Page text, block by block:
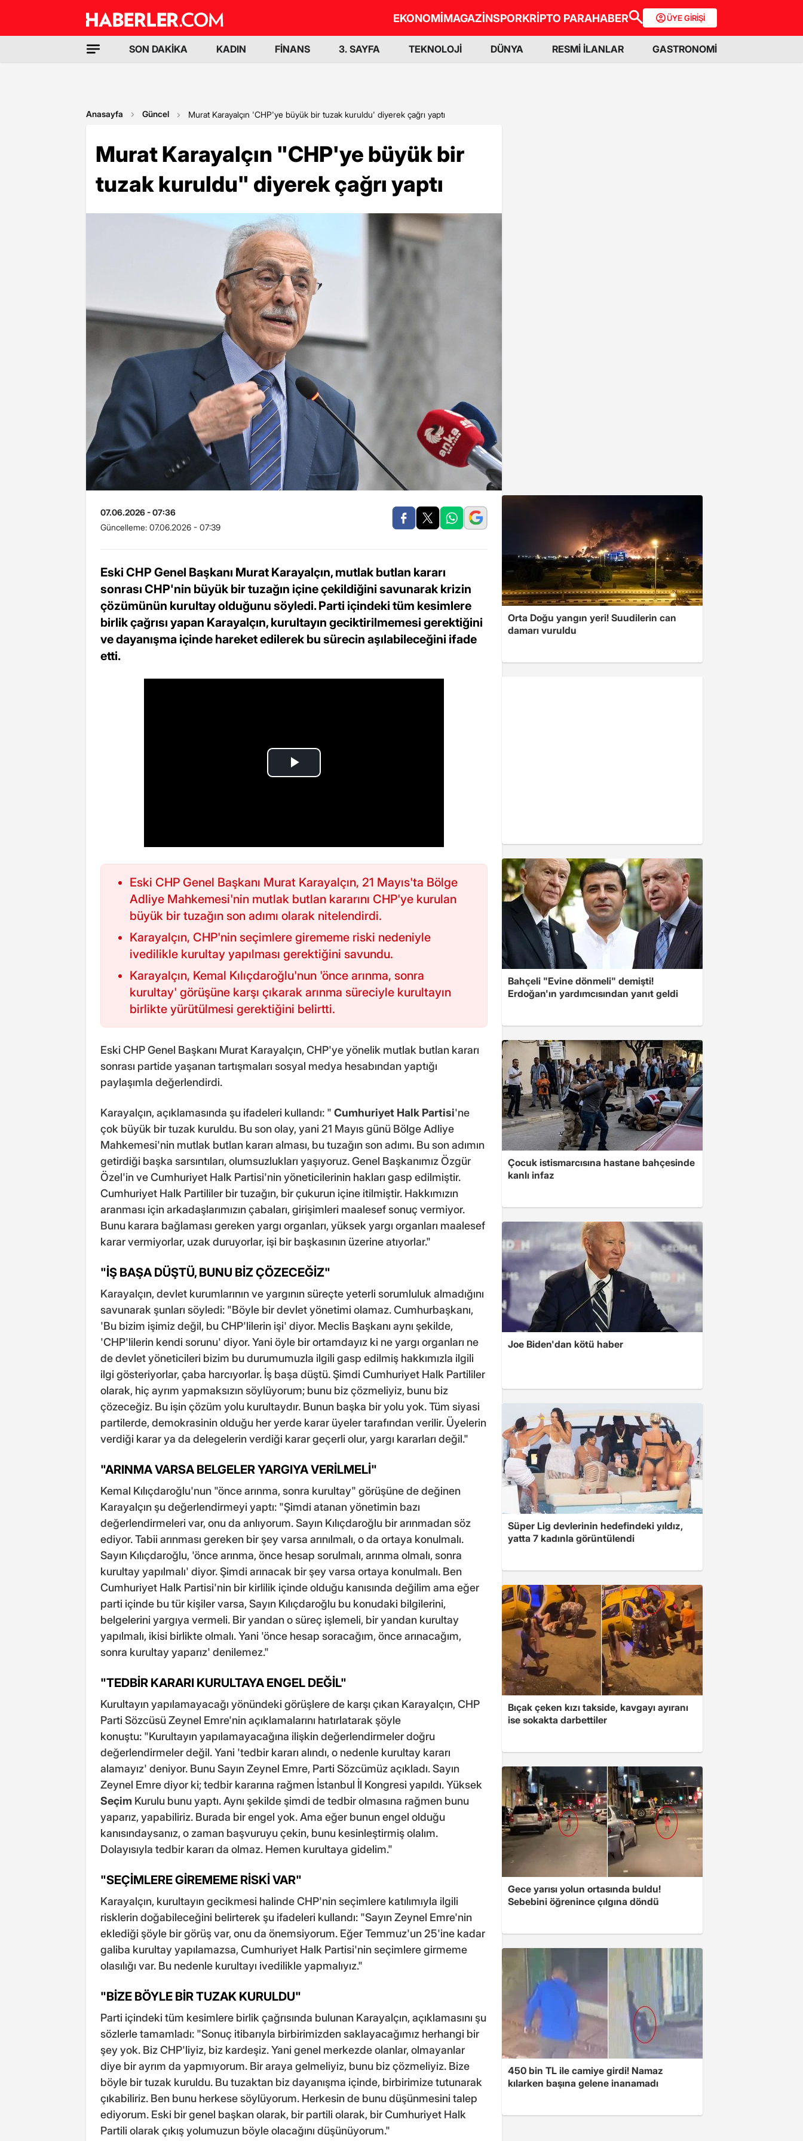
EKONOMİMAGAZİNSPORKRİPTO PARAHABER ÜYE GİRİŞİ
SON DAKİKA KADIN FİNANS 3. SAYFA TEKNOLOJİ DÜNYA RESMİ İLANLAR GASTRONOMİ
Anasayfa Güncel Murat Karayalçın 'CHP'ye büyük bir tuzak kuruldu' diyerek çağrı yaptı
Murat Karayalçın "CHP'ye büyük bir
tuzak kuruldu" diyerek çağrı yaptı
07.06.2026 - 07:36
Güncelleme: 07.06.2026 - 07:39
Eski CHP Genel Başkanı Murat Karayalçın, mutlak butlan kararı
sonrası CHP'nin büyük bir tuzağın içine çekildiğini savunarak krizin
çözümünün kurultay olduğunu söyledi. Parti içindeki tüm kesimlere
birlik çağrısı yapan Karayalçın, kurultayın geciktirilmemesi gerektiğini
ve dayanışma içinde hareket edilerek bu sürecin aşılabileceğini ifade
etti.
Eski CHP Genel Başkanı Murat Karayalçın, 21 Mayıs'ta Bölge
Adliye Mahkemesi'nin mutlak butlan kararını CHP'ye kurulan
büyük bir tuzağın son adımı olarak nitelendirdi.
Karayalçın, CHP'nin seçimlere girememe riski nedeniyle
ivedilikle kurultay yapılması gerektiğini savundu.
Karayalçın, Kemal Kılıçdaroğlu'nun 'önce arınma, sonra
kurultay' görüşüne karşı çıkarak arınma süreciyle kurultayın
birlikte yürütülmesi gerektiğini belirtti.
Eski CHP Genel Başkanı Murat Karayalçın, CHP'ye yönelik mutlak butlan kararı
sonrası partide yaşanan tartışmaları sosyal medya hesabından yaptığı
paylaşımla değerlendirdi.
Karayalçın, açıklamasında şu ifadeleri kullandı: " Cumhuriyet Halk Partisi'ne
çok büyük bir tuzak kuruldu. Bu son olay, yani 21 Mayıs günü Bölge Adliye
Mahkemesi'nin mutlak butlan kararı alması, bu tuzağın son adımı. Bu son adımın
getirdiği başka sarsıntıları, olumsuzlukları yaşıyoruz. Genel Başkanımız Özgür
Özel'in ve Cumhuriyet Halk Partisi'nin yöneticilerinin hakları gasp edilmiştir.
Cumhuriyet Halk Partililer bir tuzağın, bir çukurun içine itilmiştir. Hakkımızın
aranması için arkadaşlarımızın çabaları, girişimleri maalesef sonuç vermiyor.
Bunu karara bağlaması gereken yargı organları, yüksek yargı organları maalesef
karar vermiyorlar, uzak duruyorlar, işi bir başkasının üzerine atıyorlar."
"İŞ BAŞA DÜŞTÜ, BUNU BİZ ÇÖZECEĞİZ"
Karayalçın, devlet kurumlarının ve yargının süreçte yeterli sorumluluk almadığını
savunarak şunları söyledi: "Böyle bir devlet yönetimi olamaz. Cumhurbaşkanı,
'Bu bizim işimiz değil, bu CHP'lilerin işi' diyor. Meclis Başkanı aynı şekilde,
'CHP'lilerin kendi sorunu' diyor. Yani öyle bir ortamdayız ki ne yargı organları ne
de devlet yöneticileri bizim bu durumumuzla ilgili gasp edilmiş hakkımızla ilgili
ilgi gösteriyorlar, çaba harcıyorlar. İş başa düştü. Şimdi Cumhuriyet Halk Partililer
olarak, hiç ayrım yapmaksızın söylüyorum; bunu biz çözmeliyiz, bunu biz
çözeceğiz. Bu işin çözüm yolu kurultaydır. Bunun başka bir yolu yok. Tüm siyasi
partilerde, demokrasinin olduğu her yerde karar üyeler tarafından verilir. Üyelerin
verdiği karar ya da delegelerin verdiği karar geçerli olur, yargı kararları değil."
"ARINMA VARSA BELGELER YARGIYA VERİLMELİ"
Kemal Kılıçdaroğlu'nun "önce arınma, sonra kurultay" görüşüne de değinen
Karayalçın şu değerlendirmeyi yaptı: "Şimdi atanan yönetimin bazı
değerlendirmeleri var, onu da anlıyorum. Sayın Kılıçdaroğlu bir arınmadan söz
ediyor. Tabii arınması gereken bir şey varsa arınılmalı, o da ortaya konulmalı.
Sayın Kılıçdaroğlu, 'önce arınma, önce hesap sorulmalı, arınma olmalı, sonra
kurultay yapılmalı' diyor. Şimdi arınacak bir şey varsa ortaya konulmalı. Ben
Cumhuriyet Halk Partisi'nin bir kirlilik içinde olduğu kanısında değilim ama eğer
parti içinde bu tür kişiler varsa, Sayın Kılıçdaroğlu bu konudaki bilgilerini,
belgelerini yargıya vermeli. Bir yandan o süreç işlemeli, bir yandan kurultay
yapılmalı, ikisi birlikte olmalı. Yani 'önce hesap soracağım, önce arınacağım,
sonra kurultay yaparız' denilemez."
"TEDBİR KARARI KURULTAYA ENGEL DEĞİL"
Kurultayın yapılamayacağı yönündeki görüşlere de karşı çıkan Karayalçın, CHP
Parti Sözcüsü Zeynel Emre'nin açıklamalarını hatırlatarak şöyle
konuştu: "Kurultayın yapılamayacağına ilişkin değerlendirmeler doğru
değerlendirmeler değil. Yani 'tedbir kararı alındı, o nedenle kurultay kararı
alamayız' deniyor. Bunu Sayın Zeynel Emre, Parti Sözcümüz açıkladı. Sayın
Zeynel Emre diyor ki; tedbir kararına rağmen İstanbul İl Kongresi yapıldı. Yüksek
Seçim Kurulu bunu yaptı. Aynı şekilde şimdi de tedbir olmasına rağmen bunu
yaparız, yapabiliriz. Burada bir engel yok. Ama eğer bunun engel olduğu
kanısındaysanız, o zaman başvuruyu çekin, bunu kesinleştirmiş olalım.
Dolayısıyla tedbir kararı da olmaz. Hemen kurultaya gidelim."
"SEÇİMLERE GİREMEME RİSKİ VAR"
Karayalçın, kurultayın gecikmesi halinde CHP'nin seçimlere katılımıyla ilgili
risklerin doğabileceğini belirterek şu ifadeleri kullandı: "Sayın Zeynel Emre'nin
eklediği şöyle bir görüş var, onu da önemsiyorum. Eğer Temmuz'un 25'ine kadar
galiba kurultay yapılamazsa, Cumhuriyet Halk Partisi'nin seçimlere girmeme
olasılığı var. Bu nedenle kurultayı ivedilikle yapmalıyız."
"BİZE BÖYLE BİR TUZAK KURULDU"
Parti içindeki tüm kesimlere birlik çağrısında bulunan Karayalçın, açıklamasını şu
sözlerle tamamladı: "Sonuç itibarıyla birbirimizden saklayacağımız herhangi bir
şey yok. Biz CHP'liyiz, biz kardeşiz. Yani genel merkezde olanlar, olmayanlar
diye bir ayrım da yapmıyorum. Bir araya gelmeliyiz, bunu biz çözmeliyiz. Bize
böyle bir tuzak kuruldu. Bu tuzaktan biz dayanışma içinde, birbirimize tutunarak
çıkabiliriz. Ben bunu herkese söylüyorum. Herkesin de bunu düşünmesini talep
ediyorum. Eski bir genel başkan olarak, bir partili olarak, bir Cumhuriyet Halk
Partili olarak çıkış yolumuzun böyle olacağını düşünüyorum."
Orta Doğu yangın yeri! Suudilerin can
damarı vuruldu
Bahçeli "Evine dönmeli" demişti!
Erdoğan'ın yardımcısından yanıt geldi
Çocuk istismarcısına hastane bahçesinde
kanlı infaz
Joe Biden'dan kötü haber
Süper Lig devlerinin hedefindeki yıldız,
yatta 7 kadınla görüntülendi
Bıçak çeken kızı takside, kavgayı ayıranı
ise sokakta darbettiler
Gece yarısı yolun ortasında buldu!
Sebebini öğrenince çılgına döndü
450 bin TL ile camiye girdi! Namaz
kılarken başına gelene inanamadı